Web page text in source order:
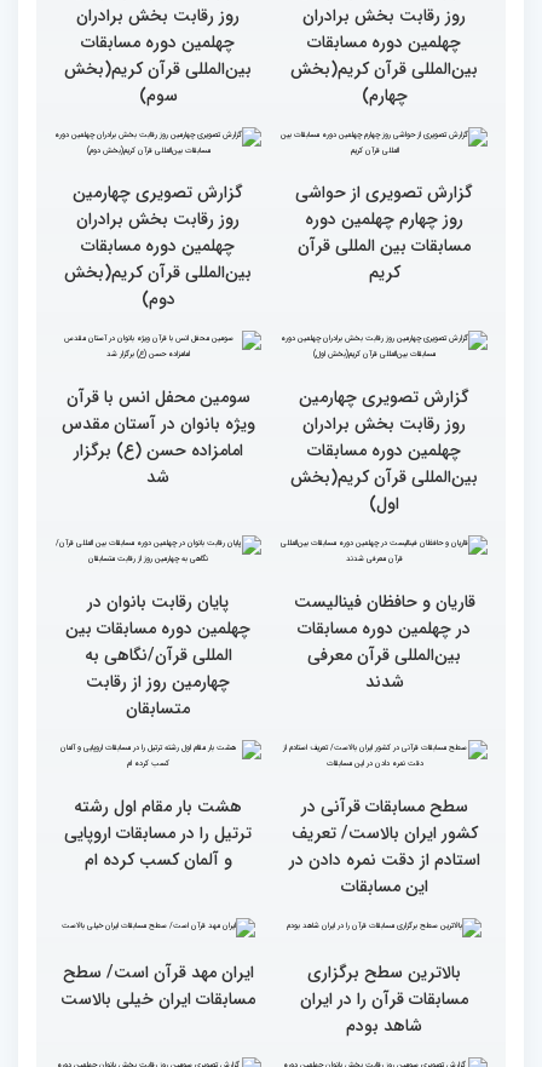
نقش زن در مقاومت اسلامی
را نباید کوچک شمرد
تجلیل از بانوان قرآنی
برگزیده جهان اسلام در
سومین محفل «خیرات
حسان»
گزارش تصویری چهارمین
روز رقابت بخش برادران
بین‌المللی قرآن کریم(بخش
چهارم)
گزارش تصویری چهارمین
روز رقابت بخش برادران
چهلمین دوره مسابقات
بین‌المللی قرآن کریم(بخش
سوم)
گزارش تصویری از حواشی
روز چهارم چهلمین دوره
مسابقات بین المللی قرآن
کریم
گزارش تصویری چهارمین
بین‌المللی قرآن کریم(بخش
دوم)
گزارش تصویری چهارمین
بین‌المللی قرآن کریم(بخش
اول)
سومین محفل انس با قرآن
ویژه بانوان در آستان مقدس
امامزاده حسن (ع) برگزار
شد
قاریان و حافظان فینالیست‌
در چهلمین دوره مسابقات
بین‌المللی قرآن معرفی
پایان رقابت بانوان در
المللی قرآن/نگاهی به
متسابقان